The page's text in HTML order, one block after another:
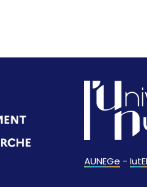
AUNEGe -